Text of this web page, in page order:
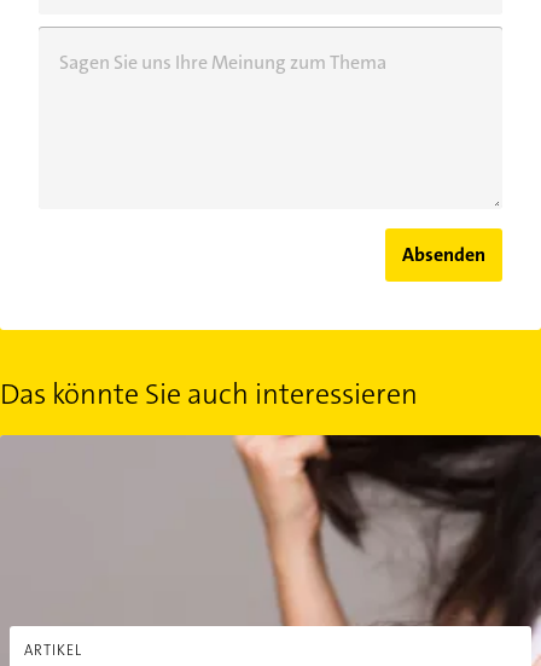
Sagen Sie uns Ihre Meinung zum Thema
Absenden
Das könnte Sie auch interessieren
ARTIKEL
Haarausfall: Warum der Kopf Haare verliert